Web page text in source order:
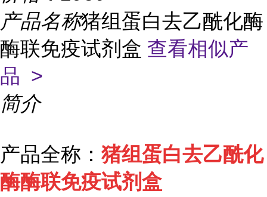
产品名称猪组蛋白去乙酰化酶
酶联免疫试剂盒 查看相似产
品 >
简介
产品全称： 猪组蛋白去乙酰化
酶酶联免疫试剂盒